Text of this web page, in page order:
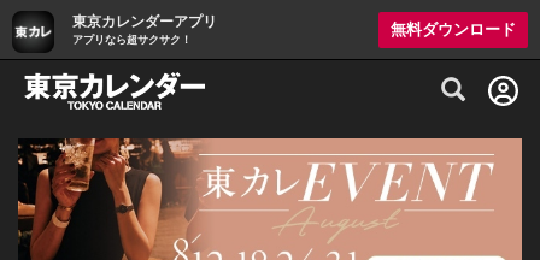
東京カレンダーアプリ
アプリなら超サクサク！
無料ダウンロード
グルメ情報・プレミアムレストラン予約